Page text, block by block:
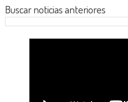
Buscar noticias anteriores